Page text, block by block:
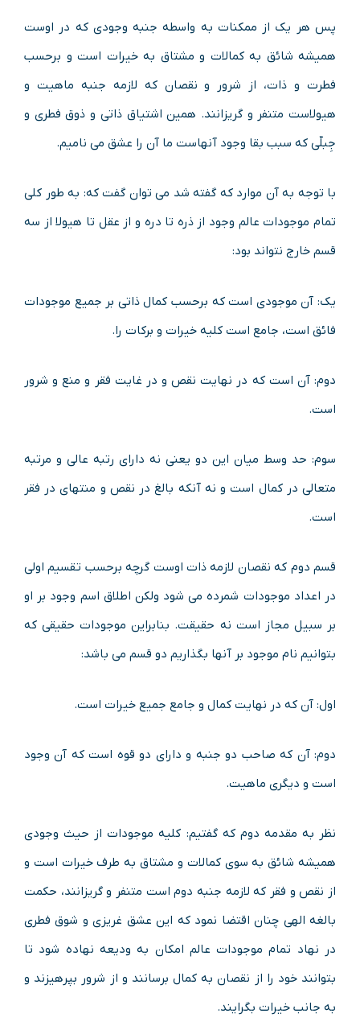
پس هر یک از ممکنات به واسطه جنبه وجودی که در اوست
همیشه شائق به کمالات و مشتاق به خیرات است و برحسب
فطرت و ذات، از شرور و نقصان که لازمه جنبه ماهیت و
هیولاست متنفر و گریزانند. همین اشتیاق ذاتی و ذوق فطری و
جِبلّی که سبب بقا وجود آنهاست ما آن را عشق می نامیم.
با توجه به آن موارد که گفته شد می توان گفت که: به طور کلی
تمام موجودات عالم وجود از ذره تا دره و از عقل تا هیولا از سه
قسم خارج نتواند بود:
یک: آن موجودی است که برحسب کمال ذاتی بر جمیع موجودات
فائق است، جامع است کلیه خیرات و برکات را.
دوم: آن است که در نهایت نقص و در غایت فقر و منع و شرور
است.
سوم: حد وسط میان این دو یعنی نه دارای رتبه عالی و مرتبه
متعالی در کمال است و نه آنکه بالغ در نقص و منتهای در فقر
است.
قسم دوم که نقصان لازمه ذات اوست گرچه برحسب تقسیم اولی
در اعداد موجودات شمرده می شود ولکن اطلاق اسم وجود بر او
بر سبیل مجاز است نه حقیقت. بنابراین موجودات حقیقی که
بتوانیم نام موجود بر آنها بگذاریم دو قسم می باشد:
اول: آن که در نهایت کمال و جامع جمیع خیرات است.
دوم: آن که صاحب دو جنبه و دارای دو قوه است که آن وجود
است و دیگری ماهیت.
نظر به مقدمه دوم که گفتیم: کلیه موجودات از حیث وجودی
همیشه شائق به سوی کمالات و مشتاق به طرف خیرات است و
از نقص و فقر که لازمه جنبه دوم است متنفر و گریزانند، حکمت
بالغه الهی چنان اقتضا نمود که این عشق غریزی و شوق فطری
در نهاد تمام موجودات عالم امکان به ودیعه نهاده شود تا
بتوانند خود را از نقصان به کمال برسانند و از شرور بپرهیزند و
به جانب خیرات بگرایند.